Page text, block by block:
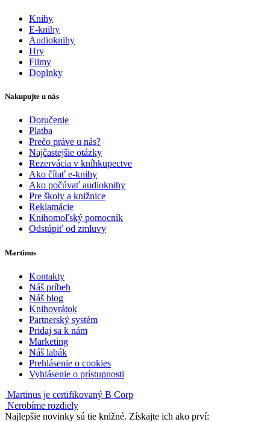
Knihy
E-knihy
Audioknihy
Hry
Filmy
Doplnky
Nakupujte u nás
Doručenie
Platba
Prečo práve u nás?
Najčastejšie otázky
Rezervácia v kníhkupectve
Ako čítať e-knihy
Ako počúvať audioknihy
Pre školy a knižnice
Reklamácie
Knihomoľský pomocník
Odstúpiť od zmluvy
Martinus
Kontakty
Náš príbeh
Náš blog
Knihovrátok
Partnerský systém
Pridaj sa k nám
Marketing
Náš labák
Prehlásenie o cookies
Vyhlásenie o prístupnosti
Martinus je certifikovaný B Corp
Nerobíme rozdiely
Najlepšie novinky sú tie knižné. Získajte ich ako prví: